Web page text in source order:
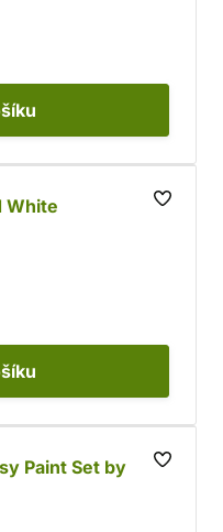
White
Paint Set by